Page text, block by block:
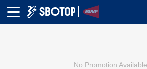
No Promotion Available.